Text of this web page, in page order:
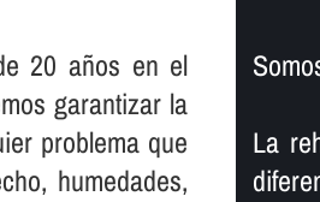
20 años en el
garantizar la
problema que
humedades,
La